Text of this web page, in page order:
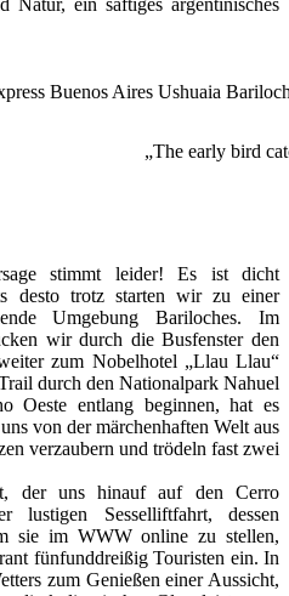
„The early bird
stimmt leider! Es ist dicht
desto trotz starten wir zu einer
Umgebung Bariloches. Im
wir durch die Busfenster den
zum Nobelhotel „Llau Llau“
durch den Nationalpark Nahuel
Oeste entlang beginnen, hat es
von der märchenhaften Welt aus
verzaubern und trödeln fast zwei
der uns hinauf auf den Cerro
lustigen Sesselliftfahrt, dessen
sie im WWW online zu stellen,
fünfunddreißig Touristen ein. In
zum Genießen einer Aussicht,